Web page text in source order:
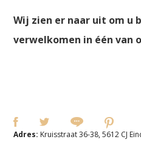
Wij zien er naar uit om u
verwelkomen in één van
Adres: Kruisstraat 36-38, 5612 CJ